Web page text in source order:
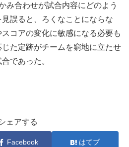
み合わせが試合内容にどのよう
誤ると、ろくなことにならな
コアの変化に敏感になる必要も
た定跡がチームを窮地に立たせ
であった。
ェアする
Facebook はてブ